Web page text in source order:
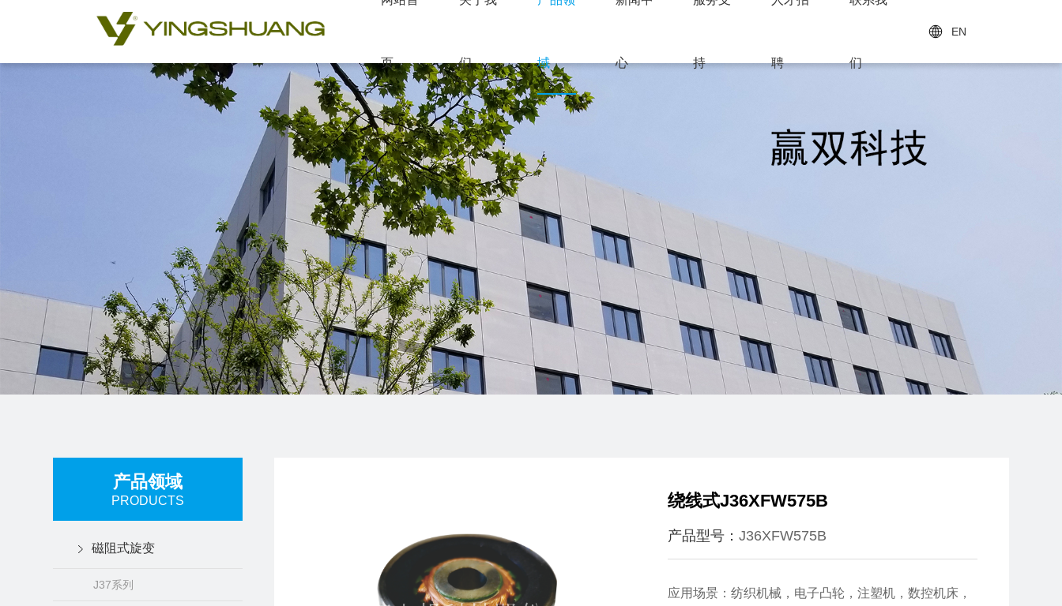
页 们 域 心 持 聘 们
EN
产品领域
PRODUCTS
磁阻式旋变
J37系列
绕线式J36XFW575B
产品型号： J36XFW575B
应用场景：纺织机械，电子凸轮，注塑机，数控机床，